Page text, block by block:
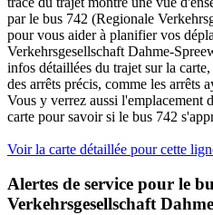
par le bus 742 (Regionale
pour vous aider à planifier vos
Verkehrsgesellschaft Dahme-
infos détaillées du trajet sur la
des arrêts précis, comme les arrêts
Vous y verrez aussi l'emplacement
carte pour savoir si le bus 742
Voir la carte détaillée pour cette
Alertes de service pour le
Verkehrsgesellschaft